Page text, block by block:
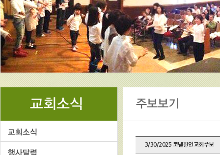
3/30/2025 코넬한인교회주보